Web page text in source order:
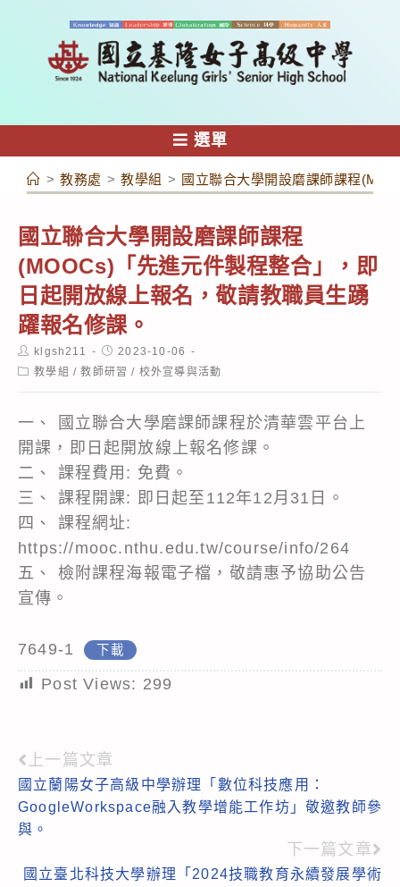
容
選單
> 教務處 > 教學組 > 國立聯合大學開設磨課師課程
國立聯合大學開設磨課師課程
(MOOCs)「先進元件製程整合」，即
日起開放線上報名，敬請教職員生踴
躍報名修課。
Post
author:
klgsh211
Post
published:
2023-10-06
Post教學組 / 教師研習 / 校外宣導與活動
一、 國立聯合大學磨課師課程於清華雲平台上
開課，即日起開放線上報名修課。
二、 課程費用: 免費。
三、 課程開課: 即日起至112年12月31日。
四、 課程網址:
https://mooc.nthu.edu.tw/course/info/264
五、 檢附課程海報電子檔，敬請惠予協助公告
宣傳。
7649-1 下載
Post Views: 299
Read
more
articles
上一篇文章
國立蘭陽女子高級中學辦理「數位科技應用：
GoogleWorkspace融入教學增能工作坊」敬邀教師參
與。
下一篇文章
國立臺北科技大學辦理「2024技職教育永續發展學術